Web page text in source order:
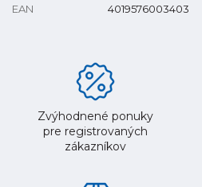
EAN
4019576003403
Zvýhodnené ponuky
pre registrovaných
zákazníkov